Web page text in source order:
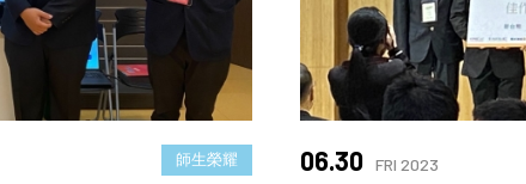
師生榮耀 06.30 FRI 2023